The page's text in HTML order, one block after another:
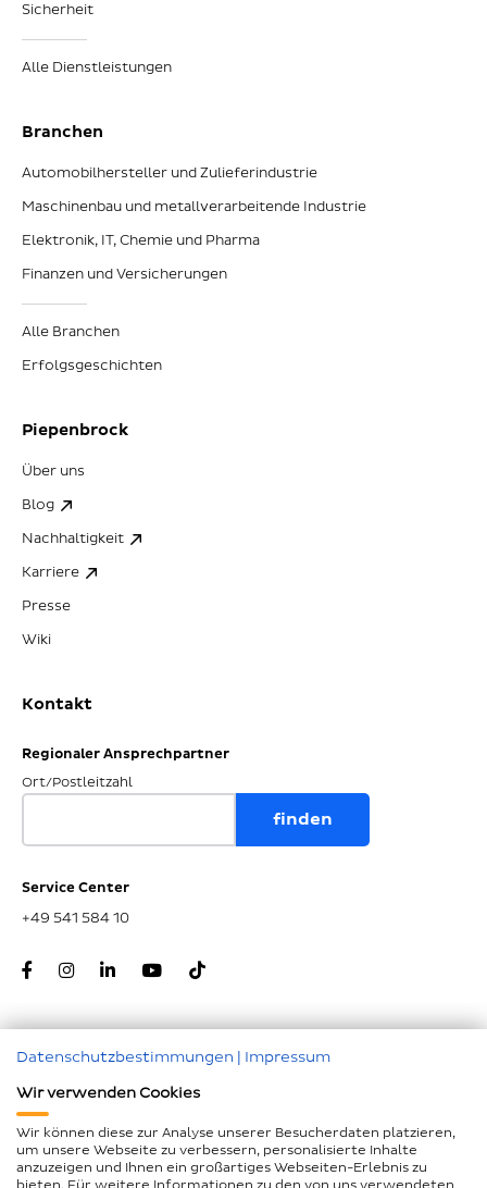
Sicherheit
Alle Dienstleistungen
Branchen
Automobilhersteller und Zulieferindustrie
Maschinenbau und metallverarbeitende Industrie
Elektronik, IT, Chemie und Pharma
Finanzen und Versicherungen
Alle Branchen
Erfolgsgeschichten
Piepenbrock
Über uns
Blog
Nachhaltigkeit
Karriere
Presse
Wiki
Kontakt
Regionaler Ansprechpartner
Ort/Postleitzahl
Service Center
+49 541 584 10
Nachunternehmer
Impressum
Datenschutzbestimmungen | Impressum
Wir verwenden Cookies
Wir können diese zur Analyse unserer Besucherdaten platzieren,
um unsere Webseite zu verbessern, personalisierte Inhalte
anzuzeigen und Ihnen ein großartiges Webseiten-Erlebnis zu